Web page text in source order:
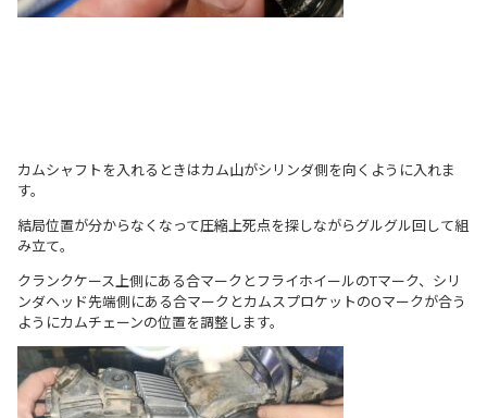
カムシャフトを入れるときはカム山がシリンダ側を向くように入れま
す。
結局位置が分からなくなって圧縮上死点を探しながらグルグル回して組
み立て。
クランクケース上側にある合マークとフライホイールのTマーク、シリ
ンダヘッド先端側にある合マークとカムスプロケットのOマークが合う
ようにカムチェーンの位置を調整します。